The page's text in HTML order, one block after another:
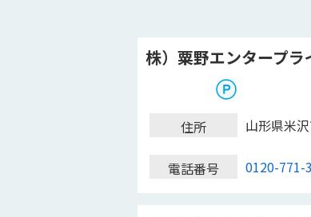
株）粟野エンタープラ
住所 山形県米
電話番号 0120-771-